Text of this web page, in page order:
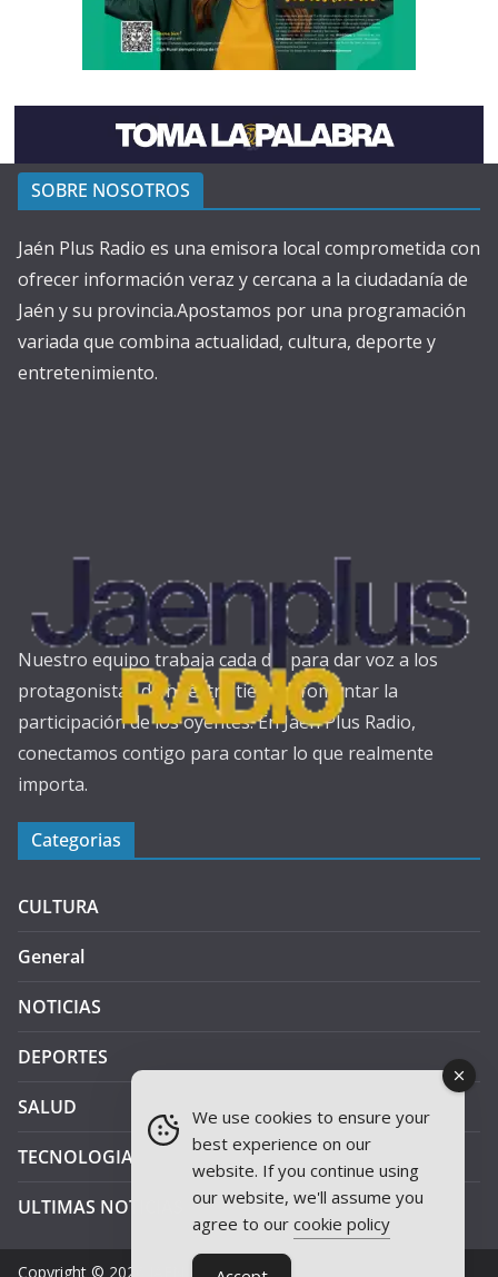
SOBRE NOSOTROS
Jaén Plus Radio es una emisora local comprometida con
ofrecer información veraz y cercana a la ciudadanía de
Jaén y su provincia.Apostamos por una programación
variada que combina actualidad, cultura, deporte y
entretenimiento.
Nuestro equipo trabaja cada día para dar voz a los
protagonistas de nuestra tierra y fomentar la
participación de los oyentes. En Jaén Plus Radio,
conectamos contigo para contar lo que realmente
importa.
Categorias
CULTURA
General
NOTICIAS
DEPORTES
SALUD
TECNOLOGIA
ULTIMAS NOTICIAS
Copyright © 2026 JAEN PLUS RADIO
We use cookies to ensure your
best experience on our
website. If you continue using
our website, we'll assume you
agree to our cookie policy